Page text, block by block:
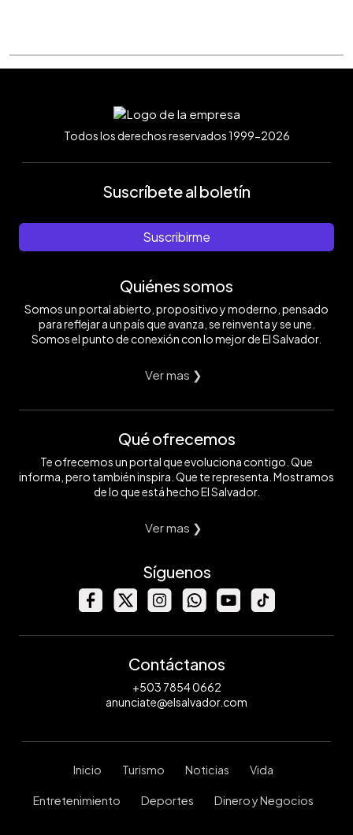
Todos los derechos reservados 1999-2026
Suscríbete al boletín
Suscribirme
Quiénes somos
Somos un portal abierto, propositivo y moderno, pensado
para reflejar a un país que avanza, se reinventa y se une.
Somos el punto de conexión con lo mejor de El Salvador.
Ver mas ❯
Qué ofrecemos
Te ofrecemos un portal que evoluciona contigo. Que
informa, pero también inspira. Que te representa. Mostramos
de lo que está hecho El Salvador.
Ver mas ❯
Síguenos
Contáctanos
+503 7854 0662
anunciate@elsalvador.com
Inicio Turismo Noticias Vida
Entretenimiento Deportes Dinero y Negocios